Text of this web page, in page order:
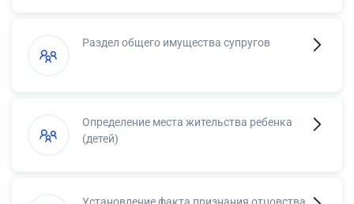
Раздел общего имущества супругов
Определение места жительства ребенка
(детей)
Установление факта признания отцовства